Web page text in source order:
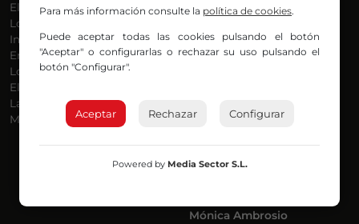
El Madrugador
Lo Más Nuevo
Informativos
En Ruta
Locos por la Música
El Supermadrugador
La Mañana de Radio Nervión
Más Madrugada
Dani
Eva Argote
Endika
Jon
Luis Carlos
Mónica Ambrosio
Para más información consulte la política de cookies.
Puede aceptar todas las cookies pulsando el botón
"Aceptar" o configurarlas o rechazar su uso pulsando el
botón "Configurar".
Aceptar Rechazar Configurar
Powered by Media Sector S.L.